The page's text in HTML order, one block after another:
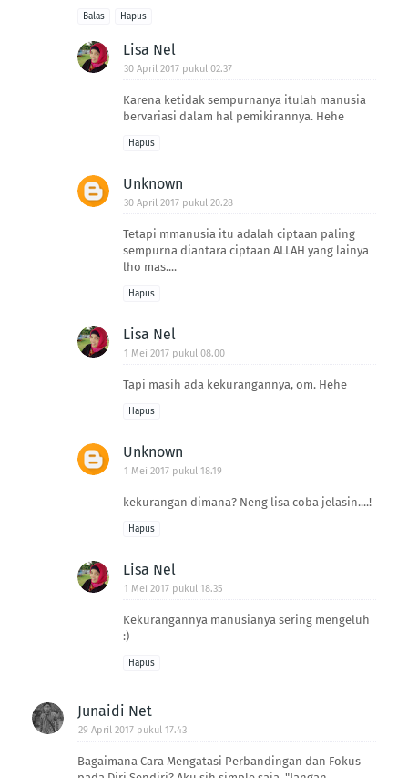
Balas Hapus
Lisa Nel
30 April 2017 pukul 02.37
Karena ketidak sempurnanya itulah manusia
bervariasi dalam hal pemikirannya. Hehe
Hapus
Unknown
30 April 2017 pukul 20.28
Tetapi mmanusia itu adalah ciptaan paling
sempurna diantara ciptaan ALLAH yang lainya
lho mas....
Hapus
Lisa Nel
1 Mei 2017 pukul 08.00
Tapi masih ada kekurangannya, om. Hehe
Hapus
Unknown
1 Mei 2017 pukul 18.19
kekurangan dimana? Neng lisa coba jelasin....!
Hapus
Lisa Nel
1 Mei 2017 pukul 18.35
Kekurangannya manusianya sering mengeluh
:)
Hapus
Junaidi Net
29 April 2017 pukul 17.43
Bagaimana Cara Mengatasi Perbandingan dan Fokus